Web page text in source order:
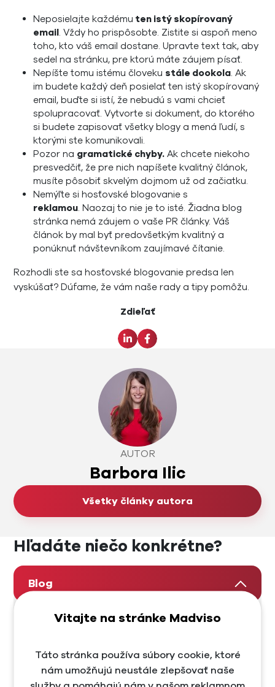
Neposielajte každému ten istý skopírovaný
email. Vždy ho prispôsobte. Zistite si aspoň meno
toho, kto váš email dostane. Upravte text tak, aby
sedel na stránku, pre ktorú máte záujem písať.
Nepíšte tomu istému človeku stále dookola. Ak
im budete každý deň posielať ten istý skopírovaný
email, buďte si istí, že nebudú s vami chcieť
spolupracovať. Vytvorte si dokument, do ktorého
si budete zapisovať všetky blogy a mená ľudí, s
ktorými ste komunikovali.
Pozor na gramatické chyby. Ak chcete niekoho
presvedčiť, že pre nich napíšete kvalitný článok,
musíte pôsobiť skvelým dojmom už od začiatku.
Nemýľte si hosťovské blogovanie s
reklamou. Naozaj to nie je to isté. Žiadna blog
stránka nemá záujem o vaše PR články. Váš
článok by mal byť predovšetkým kvalitný a
ponúknuť návštevníkom zaujímavé čítanie.
Rozhodli ste sa hosťovské blogovanie predsa len
vyskúšať? Dúfame, že vám naše rady a tipy pomôžu.
Zdieľať
AUTOR
Barbora Ilic
Všetky články autora
Hľadáte niečo konkrétne?
Blog
AI marketing
Ako začať so SEO
Content marketing
Vitajte na stránke Madviso
Táto stránka používa súbory cookie, ktoré
nám umožňujú neustále zlepšovať naše